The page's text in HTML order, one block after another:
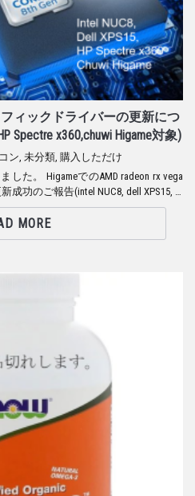
フィックドライバーの更新につ
Spectre x360,chuwi Higame対象)
ン, 未分類, 購入しただけ
した。 HigameでのAMD radeon rx vega
功のご報告(intel NUC8, dell XPS15, …
MORE